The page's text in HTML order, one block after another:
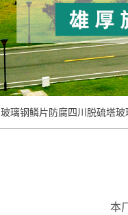
璃钢鳞片防腐四川脱硫塔
本